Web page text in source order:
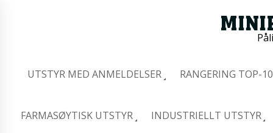
UTSTYR MED ANMELDELSER RANGERING TOP-
FARMASØYTISK UTSTYR INDUSTRIELLT UTSTYR